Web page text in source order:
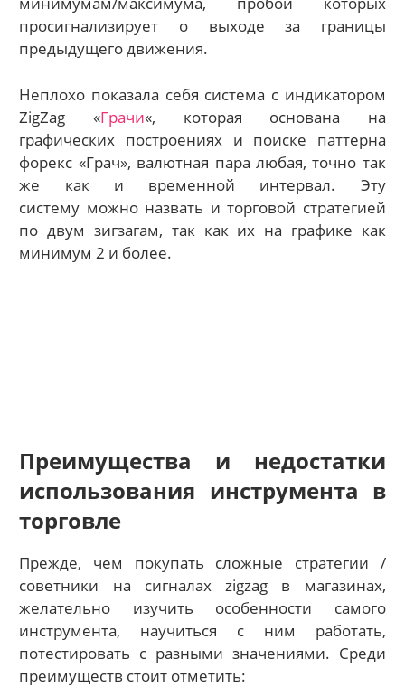
просигнализирует о выходе за границы
предыдущего движения.
Неплохо показала себя система с индикатором
ZigZag «Грачи«, которая основана на
графических построениях и поиске паттерна
форекс «Грач», валютная пара любая, точно так
же как и временной интервал. Эту
систему можно назвать и торговой стратегией
по двум зигзагам, так как их на графике как
минимум 2 и более.
Преимущества и недостатки
использования инструмента в
торговле
Прежде, чем покупать сложные стратегии /
советники на сигналах zigzag в магазинах,
желательно изучить особенности самого
инструмента, научиться с ним работать,
потестировать с разными значениями. Среди
преимуществ стоит отметить: